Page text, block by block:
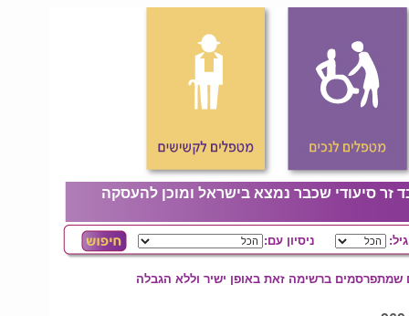
זר סיעודי שכבר נמצא בישראל ומוכן להעסקה
גיל: ניסיון עם:
שמתפרסמים ברשימה זאת באופן ישיר וללא הגבלה